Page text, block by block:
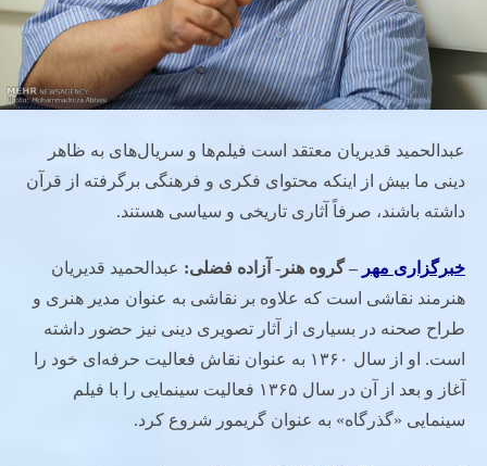
عبدالحمید قدیریان معتقد است فیلم‌ها و سریال‌های به ظاهر
دینی ما بیش از اینکه محتوای فکری و فرهنگی برگرفته از قرآن
داشته باشند، صرفاً آثاری تاریخی و سیاسی هستند.
خبرگزاری مهر – گروه هنر- آزاده فضلی: عبدالحمید قدیریان
هنرمند نقاشی است که علاوه بر نقاشی به عنوان مدیر هنری و
طراح صحنه در بسیاری از آثار تصویری دینی نیز حضور داشته
است. او از سال ۱۳۶۰ به عنوان نقاش فعالیت حرفه‌ای خود را
آغاز و بعد از آن در سال ۱۳۶۵ فعالیت سینمایی را با فیلم
سینمایی «گذرگاه» به عنوان گریمور شروع کرد.